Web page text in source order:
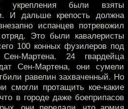
укрепления были взяты
И дальше крепость должна
испанцев потревожил
Это были кавалеристы
100 конных фузилеров под
Мартена. 24 гвардейца
Сен-Мартена, они сумели
равелин захваченный. Но
смогли протащить кое-какие
в городе даже боеприпасов